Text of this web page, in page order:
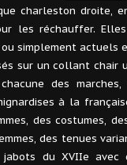
charleston droite,
les réchauffer.
simplement actuels
sur un collant
des
à la
des costumes,
des tenues
du XVIIe avec